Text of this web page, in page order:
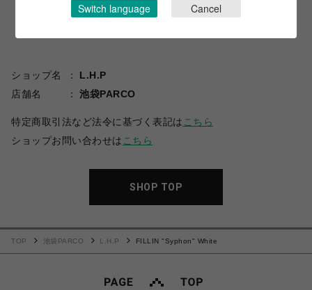
ショップ名
L.H.P
店舗名
池袋PARCO
特定商取引法など法令に基づく表記は こちら
ショップお問い合わせは こちら
SHOP TOP
TOP 池袋PARCO L.H.P FILLIN "Syphon" White
Switch language Cancel